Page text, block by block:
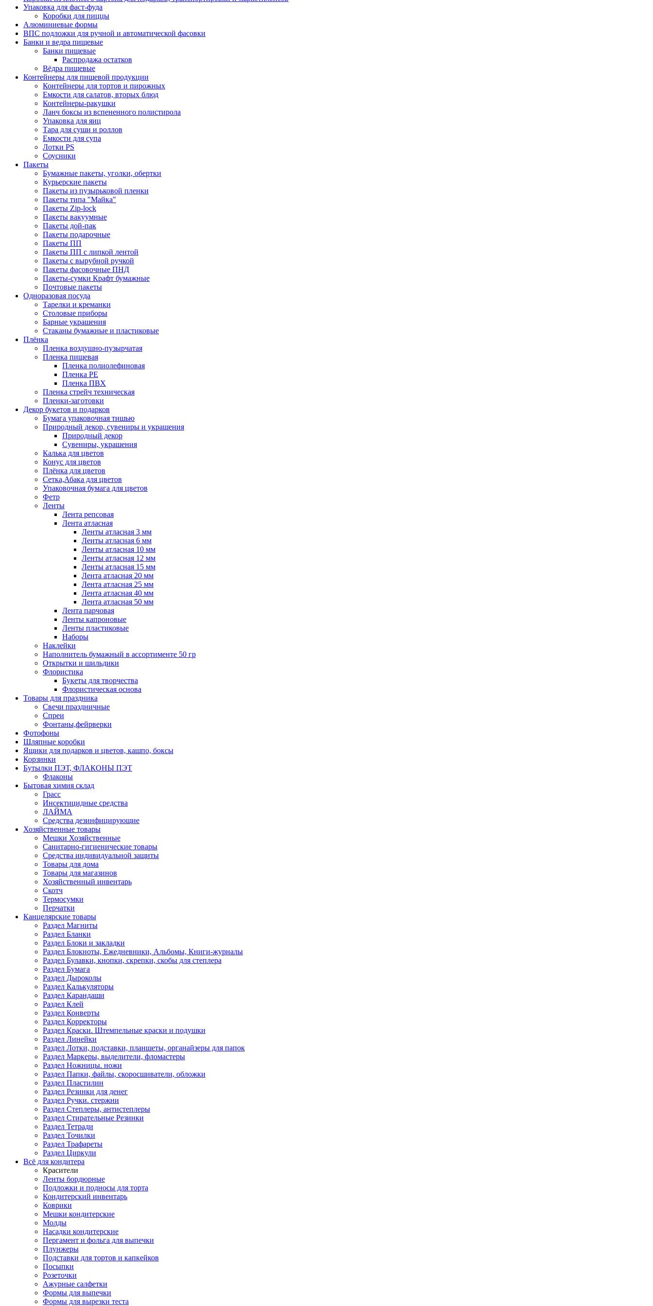
Упаковка для фаст-фуда
Коробки для пиццы
Алюминиевые формы
ВПС подложки для ручной и автоматической фасовки
Банки и ведра пищевые
Банки пищевые
Распродажа остатков
Вёдра пищевые
Контейнеры для пищевой продукции
Контейнеры для тортов и пирожных
Емкости для салатов, вторых блюд
Контейнеры-ракушки
Ланч боксы из вспененного полистирола
Упаковка для яиц
Тара для суши и роллов
Емкости для супа
Лотки PS
Соусники
Пакеты
Бумажные пакеты, уголки, обертки
Курьерские пакеты
Пакеты из пузырьковой пленки
Пакеты типа "Майка"
Пакеты Zip-lock
Пакеты вакуумные
Пакеты дой-пак
Пакеты подарочные
Пакеты ПП
Пакеты ПП с липкой лентой
Пакеты с вырубной ручкой
Пакеты фасовочные ПНД
Пакеты-сумки Крафт бумажные
Почтовые пакеты
Одноразовая посуда
Тарелки и креманки
Столовые приборы
Барные украшения
Стаканы бумажные и пластиковые
Плёнка
Пленка воздушно-пузырчатая
Пленка пищевая
Пленка полиолефиновая
Пленка PE
Пленка ПВХ
Пленка стрейч техническая
Пленки-заготовки
Декор букетов и подарков
Бумага упаковочная тишью
Природный декор, сувениры и украшения
Природный декор
Сувениры, украшения
Калька для цветов
Конус для цветов
Плёнка для цветов
Сетка,Абака для цветов
Упаковочная бумага для цветов
Фетр
Ленты
Лента репсовая
Лента атласная
Ленты атласная 3 мм
Ленты атласная 6 мм
Ленты атласная 10 мм
Ленты атласная 12 мм
Ленты атласная 15 мм
Лента атласная 20 мм
Лента атласная 25 мм
Лента атласная 40 мм
Лента атласная 50 мм
Лента парчовая
Ленты капроновые
Ленты пластиковые
Наборы
Наклейки
Наполнитель бумажный в ассортименте 50 гр
Открытки и шильдики
Флористика
Букеты для творчества
Флористическая основа
Товары для праздника
Свечи праздничные
Спреи
Фонтаны,фейрверки
Фотофоны
Шляпные коробки
Ящики для подарков и цветов, кашпо, боксы
Корзинки
Бутылки ПЭТ, ФЛАКОНЫ ПЭТ
Флаконы
Бытовая химия склад
Грасс
Инсектицидные средства
ЛАЙМА
Средства дезинфицирующие
Хозяйственные товары
Мешки Хозяйственные
Санитарно-гигиенические товары
Средства индивидуальной защиты
Товары для дома
Товары для магазинов
Хозяйственный инвентарь
Скотч
Термосумки
Перчатки
Канцелярские товары
Раздел Магниты
Раздел Бланки
Раздел Блоки и закладки
Раздел Блокноты, Ежедневники, Альбомы, Книги-журналы
Раздел Булавки, кнопки, скрепки, скобы для степлера
Раздел Бумага
Раздел Дыроколы
Раздел Калькуляторы
Раздел Карандаши
Раздел Клей
Раздел Конверты
Раздел Корректоры
Раздел Краски. Штемпельные краски и подушки
Раздел Линейки
Раздел Лотки, подставки, планшеты, органайзеры для папок
Раздел Маркеры, выделители, фломастеры
Раздел Ножницы. ножи
Раздел Папки, файлы, скоросшиватели, обложки
Раздел Пластилин
Раздел Резинки для денег
Раздел Ручки. стержни
Раздел Степлеры, антистеплеры
Раздел Стирательные Резинки
Раздел Тетради
Раздел Точилки
Раздел Трафареты
Раздел Циркули
Всё для кондитера
Красители
Ленты бордюрные
Подложки и подносы для торта
Кондитерский инвентарь
Коврики
Мешки кондитерские
Молды
Насадки кондитерские
Пергамент и фольга для выпечки
Плунжеры
Подставки для тортов и капкейков
Посыпки
Розеточки
Ажурные салфетки
Формы для выпечки
Формы для вырезки теста